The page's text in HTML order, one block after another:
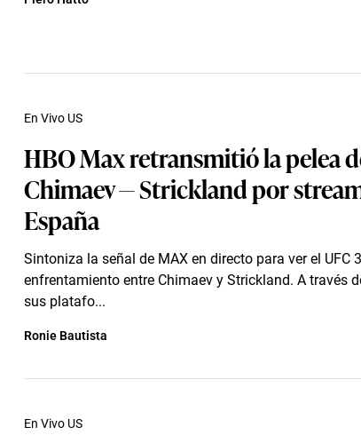
HBO Max retransmitió la pelea
Chimaev — Strickland por
España
Sintoniza la señal de MAX en directo para ver el UFC
enfrentamiento entre Chimaev y Strickland. A través
sus platafo...
En Vivo US
Ronie Bautista
En Vivo US